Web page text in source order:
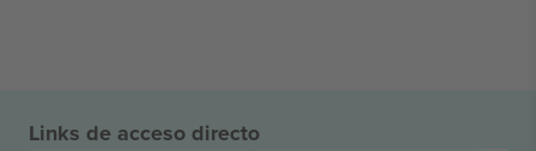
Links de acceso directo